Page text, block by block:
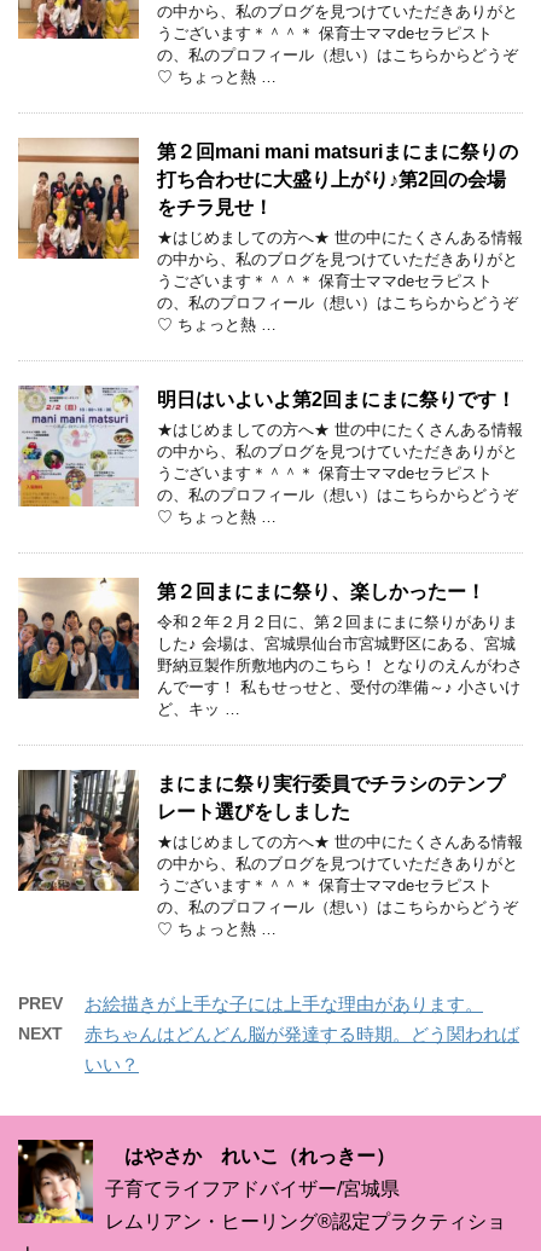
の中から、私のブログを見つけていただきありがと
うございます＊＾＾＊ 保育士ママdeセラピスト
の、私のプロフィール（想い）はこちらからどうぞ
♡ ちょっと熱 …
第２回mani mani matsuriまにまに祭りの
打ち合わせに大盛り上がり♪第2回の会場
をチラ見せ！
★はじめましての方へ★ 世の中にたくさんある情報
の中から、私のブログを見つけていただきありがと
うございます＊＾＾＊ 保育士ママdeセラピスト
の、私のプロフィール（想い）はこちらからどうぞ
♡ ちょっと熱 …
明日はいよいよ第2回まにまに祭りです！
★はじめましての方へ★ 世の中にたくさんある情報
の中から、私のブログを見つけていただきありがと
うございます＊＾＾＊ 保育士ママdeセラピスト
の、私のプロフィール（想い）はこちらからどうぞ
♡ ちょっと熱 …
第２回まにまに祭り、楽しかったー！
令和２年２月２日に、第２回まにまに祭りがありま
した♪ 会場は、宮城県仙台市宮城野区にある、宮城
野納豆製作所敷地内のこちら！ となりのえんがわさ
んでーす！ 私もせっせと、受付の準備～♪ 小さいけ
ど、キッ …
まにまに祭り実行委員でチラシのテンプ
レート選びをしました
★はじめましての方へ★ 世の中にたくさんある情報
の中から、私のブログを見つけていただきありがと
うございます＊＾＾＊ 保育士ママdeセラピスト
の、私のプロフィール（想い）はこちらからどうぞ
♡ ちょっと熱 …
PREV お絵描きが上手な子には上手な理由があります。
NEXT
赤ちゃんはどんどん脳が発達する時期。どう関われば
いい？
はやさか れいこ（れっきー）
子育てライフアドバイザー/宮城県
レムリアン・ヒーリング®認定プラクティショ